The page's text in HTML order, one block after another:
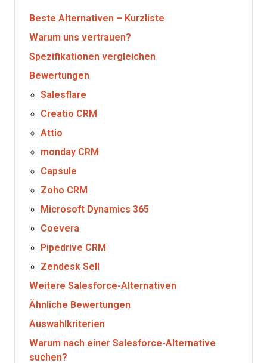
Beste Alternativen – Kurzliste
Warum uns vertrauen?
Spezifikationen vergleichen
Bewertungen
Salesflare
Creatio CRM
Attio
monday CRM
Capsule
Zoho CRM
Microsoft Dynamics 365
Coevera
Pipedrive CRM
Zendesk Sell
Weitere Salesforce-Alternativen
Ähnliche Bewertungen
Auswahlkriterien
Warum nach einer Salesforce-Alternative
suchen?